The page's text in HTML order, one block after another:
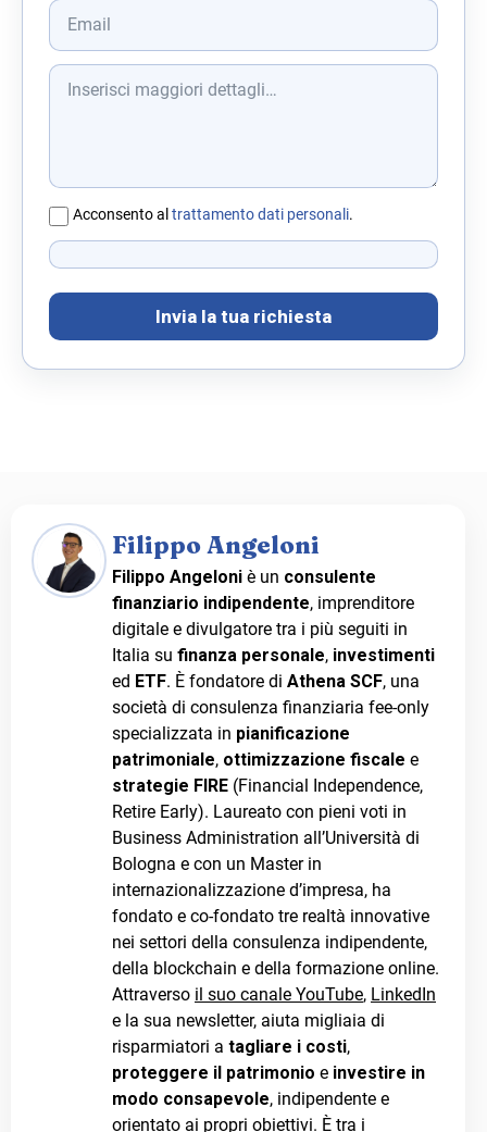
Acconsento al trattamento dati personali.
Invia la tua richiesta
Filippo Angeloni
Filippo Angeloni è un consulente
finanziario indipendente, imprenditore
digitale e divulgatore tra i più seguiti in
Italia su finanza personale, investimenti
ed ETF. È fondatore di Athena SCF, una
società di consulenza finanziaria fee-only
specializzata in pianificazione
patrimoniale, ottimizzazione fiscale e
strategie FIRE (Financial Independence,
Retire Early). Laureato con pieni voti in
Business Administration all’Università di
Bologna e con un Master in
internazionalizzazione d’impresa, ha
fondato e co-fondato tre realtà innovative
nei settori della consulenza indipendente,
della blockchain e della formazione online.
Attraverso il suo canale YouTube, LinkedIn
e la sua newsletter, aiuta migliaia di
risparmiatori a tagliare i costi,
proteggere il patrimonio e investire in
modo consapevole, indipendente e
orientato ai propri obiettivi. È tra i